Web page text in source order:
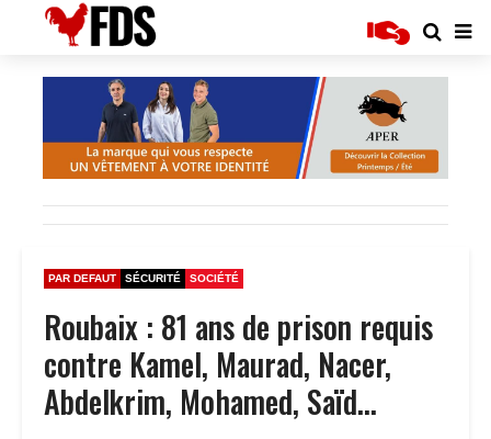
PAR DEFAUT SÉCURITÉ SOCIÉTÉ
Roubaix : 81 ans de prison requis
contre Kamel, Maurad, Nacer,
Abdelkrim, Mohamed, Saïd…